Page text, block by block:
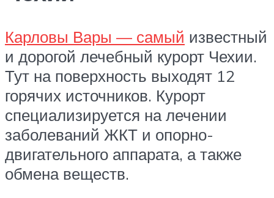
Карловы Вары — самый известный
и дорогой лечебный курорт Чехии.
Тут на поверхность выходят 12
горячих источников. Курорт
специализируется на лечении
заболеваний ЖКТ и опорно-
двигательного аппарата, а также
обмена веществ.